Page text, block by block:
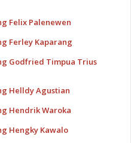
Felix Palenewen
Ferley Kaparang
Godfried Timpua Trius
Helldy Agustian
Hendrik Waroka
Hengky Kawalo